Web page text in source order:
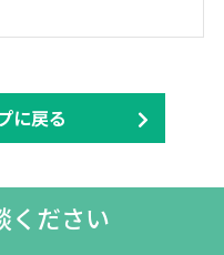
に戻る
ください